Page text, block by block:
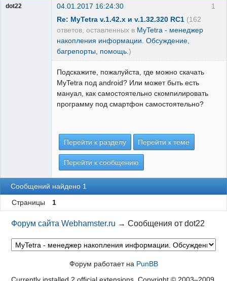
1
dot22
04.01.2017 16:24:30
Re: MyTetra v.1.42.x и v.1.32.320 RC1 (162
ответов, оставленных в MyTetra - менеджер
накопления информации. Обсуждение,
багрепорты, помощь. )
Подскажите, пожалуйста, где можно скачать
MyTetra под android? Или может быть есть
мануал, как самостоятельно скомпилировать
программу под смартфон самостоятельно?
Перейти к разделу Перейти к теме
Перейти к сообщению
Сообщений найдено 1
Страницы 1
Форум сайта Webhamster.ru →Сообщения от dot22
Форум работает на PunBB
Currently installed 2 official extensions. Copyright © 2003–2009